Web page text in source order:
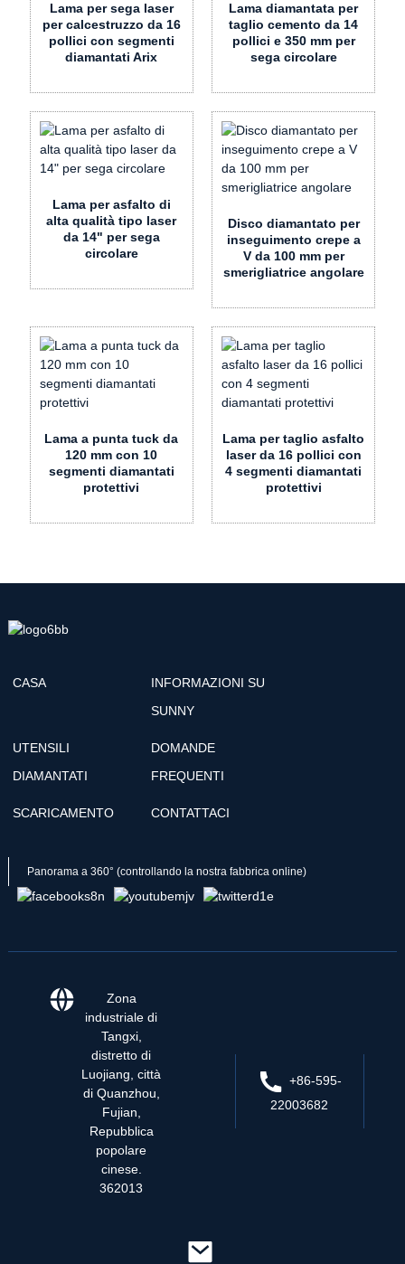
Lama per sega laser
per calcestruzzo da 16
pollici con segmenti
diamantati Arix
Lama diamantata per
taglio cemento da 14
pollici e 350 mm per
sega circolare
Lama per asfalto di
alta qualità tipo laser
da 14" per sega
circolare
Disco diamantato per
inseguimento crepe a
V da 100 mm per
smerigliatrice angolare
Lama a punta tuck da
120 mm con 10
segmenti diamantati
protettivi
Lama per taglio asfalto
laser da 16 pollici con
4 segmenti diamantati
protettivi
CASA
INFORMAZIONI SU
SUNNY
UTENSILI
DIAMANTATI
DOMANDE
FREQUENTI
SCARICAMENTO CONTATTACI
Panorama a 360° (controllando la nostra fabbrica online)
Zona
industriale di
Tangxi,
distretto di
Luojiang, città
di Quanzhou,
Fujian,
Repubblica
popolare
cinese.
362013
+86-595-
22003682